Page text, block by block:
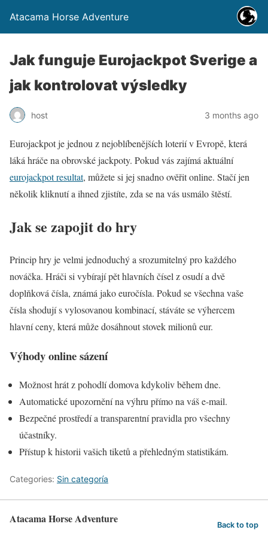
Atacama Horse Adventure
Jak funguje Eurojackpot Sverige a
jak kontrolovat výsledky
host 3 months ago
Eurojackpot je jednou z nejoblíbenějších loterií v Evropě, která
láká hráče na obrovské jackpoty. Pokud vás zajímá aktuální
eurojackpot resultat, můžete si jej snadno ověřit online. Stačí jen
několik kliknutí a ihned zjistíte, zda se na vás usmálo štěstí.
Jak se zapojit do hry
Princip hry je velmi jednoduchý a srozumitelný pro každého
nováčka. Hráči si vybírají pět hlavních čísel z osudí a dvě
doplňková čísla, známá jako euročísla. Pokud se všechna vaše
čísla shodují s vylosovanou kombinací, stáváte se výhercem
hlavní ceny, která může dosáhnout stovek milionů eur.
Výhody online sázení
Možnost hrát z pohodlí domova kdykoliv během dne.
Automatické upozornění na výhru přímo na váš e-mail.
Bezpečné prostředí a transparentní pravidla pro všechny
účastníky.
Přístup k historii vašich tiketů a přehledným statistikám.
Categories: Sin categoría
Atacama Horse Adventure Back to top